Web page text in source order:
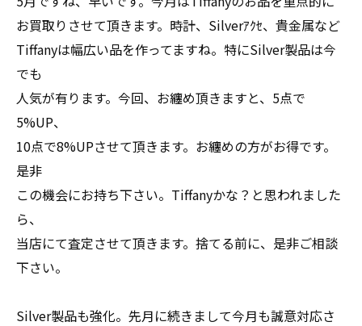
お買取りさせて頂きます。時計、Silverｱｸｾ、貴金属など
Tiffanyは幅広い品を作ってますね。特にSilver製品は今
でも
人気が有ります。今回、お纏め頂きますと、5点で
5%UP、
10点で8%UPさせて頂きます。お纏めの方がお得です。
是非
この機会にお持ち下さい。Tiffanyかな？と思われました
ら、
当店にて査定させて頂きます。捨てる前に、是非ご相談
下さい。
Silver製品も強化。先月に続きまして今月も誠意対応さ